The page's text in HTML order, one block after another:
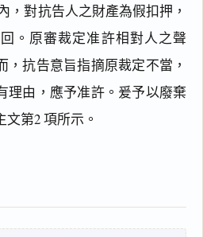
，對抗告人之財產為假扣押，
。原審裁定准許相對人之聲
，抗告意旨指摘原裁定不當，
理由，應予准許。爰予以廢棄
第2 項所示。
閱讀 研究
主
文